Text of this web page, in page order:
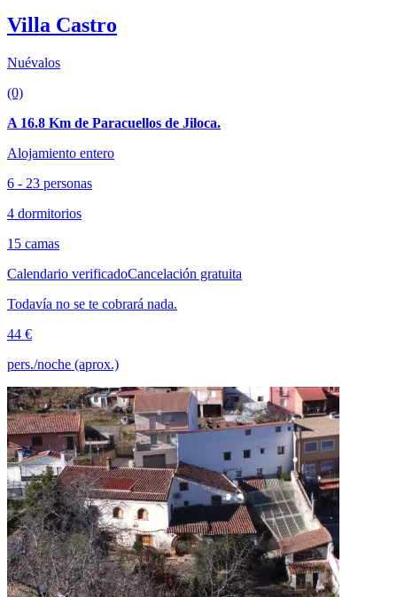
Villa Castro
Nuévalos
(0)
A 16.8 Km de Paracuellos de Jiloca.
Alojamiento entero
6 - 23 personas
4 dormitorios
15 camas
Calendario verificadoCancelación gratuita
Todavía no se te cobrará nada.
44 €
pers./noche (aprox.)